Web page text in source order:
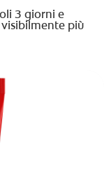
3 giorni e
più